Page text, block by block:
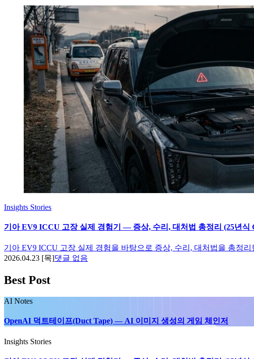
Insights Stories
기아 EV9 ICCU 고장 실제 경험기 — 증상, 수리, 대처법 총정리 (25년식
기아 EV9 ICCU 고장 실제 경험을 바탕으로 증상, 수리, 대처법을 총정
2026.04.23 [목]댓글 없음
Best Post
AI Notes
OpenAI 덕트테이프(Duct Tape) — AI 이미지 생성의 게임 체인저
Insights Stories